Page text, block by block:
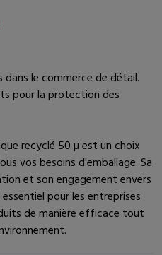
le commerce de détail.
pour la protection des
recyclé 50 µ est un choix
vos besoins d'emballage. Sa
et son engagement envers
pour les entreprises
de manière efficace tout